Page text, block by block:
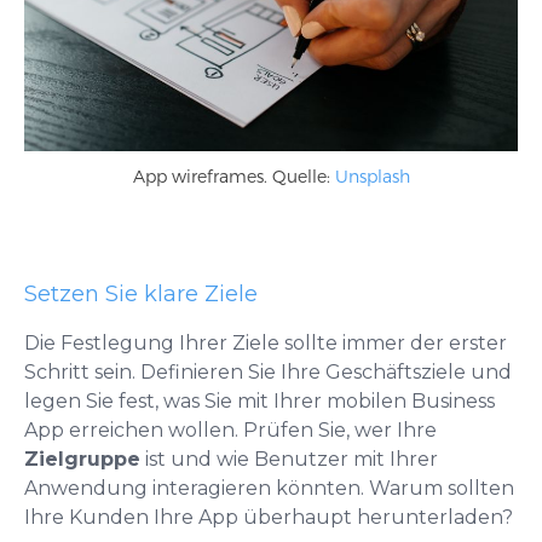
App wireframes. Quelle: Unsplash
Setzen Sie klare Ziele
Die Festlegung Ihrer Ziele sollte immer der erster
Schritt sein. Definieren Sie Ihre Geschäftsziele und
legen Sie fest, was Sie mit Ihrer mobilen Business
App erreichen wollen. Prüfen Sie, wer Ihre
Zielgruppe ist und wie Benutzer mit Ihrer
Anwendung interagieren könnten. Warum sollten
Ihre Kunden Ihre App überhaupt herunterladen?